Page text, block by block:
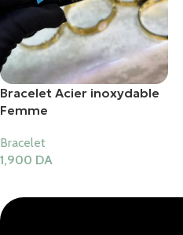
Bracelet Acier inoxydable
Femme
Bracelet
1,900 DA